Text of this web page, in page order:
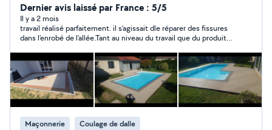
Basé à Labège, j'interviens sur vos projets de
construction, rénovation et entretien, avec un travail
sérieux et soigné. Mon objectif : vous garantir un
résultat durable et de qualité, adapté à vos besoins.
Dernier avis laissé par France : 5/5
Il y a 2 mois
travail réalisé parfaitement. il s'agissait dîe réparer des fissures
dans l'enrobé de l'allée.Tant au niveau du travail que du produit
ferai à nouveau appel a lui. rapport qualité prix très convenable.
Maçonnerie Coulage de dalle